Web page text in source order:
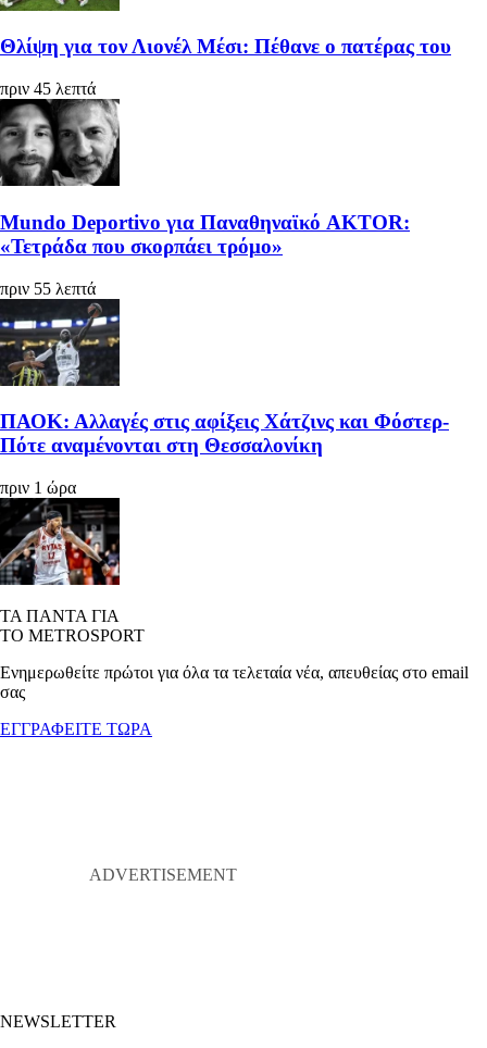
Θλίψη για τον Λιονέλ Μέσι: Πέθανε ο πατέρας του
πριν 45 λεπτά
Mundo Deportivo για Παναθηναϊκό AKTOR:
«Τετράδα που σκορπάει τρόμο»
πριν 55 λεπτά
ΠΑΟΚ: Αλλαγές στις αφίξεις Χάτζινς και Φόστερ-
Πότε αναμένονται στη Θεσσαλονίκη
πριν 1 ώρα
ΤΑ ΠΑΝΤΑ ΓΙΑ
ΤΟ METROSPORT
Ενημερωθείτε πρώτοι για όλα τα τελεταία νέα, απευθείας στο email
σας
ΕΓΓΡΑΦΕΙΤΕ ΤΩΡΑ
NEWSLETTER